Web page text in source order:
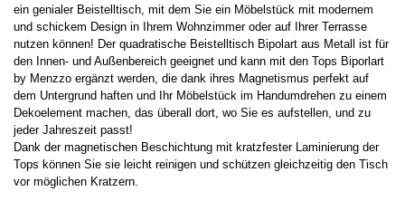
ein genialer Beistelltisch, mit dem Sie ein Möbelstück mit modernem
und schickem Design in Ihrem Wohnzimmer oder auf Ihrer Terrasse
nutzen können! Der quadratische Beistelltisch Bipolart aus Metall ist für
den Innen- und Außenbereich geeignet und kann mit den Tops Biporlart
by Menzzo ergänzt werden, die dank ihres Magnetismus perfekt auf
dem Untergrund haften und Ihr Möbelstück im Handumdrehen zu einem
Dekoelement machen, das überall dort, wo Sie es aufstellen, und zu
jeder Jahreszeit passt!
Dank der magnetischen Beschichtung mit kratzfester Laminierung der
Tops können Sie sie leicht reinigen und schützen gleichzeitig den Tisch
vor möglichen Kratzern.